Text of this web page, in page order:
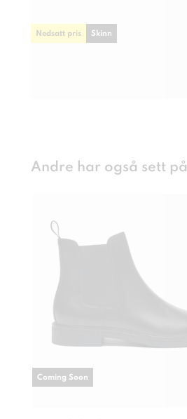
Nedsatt pris Skinn
Andre har også sett på
Coming Soon